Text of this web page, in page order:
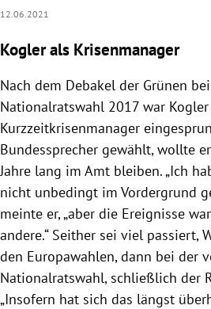
12.06.2021
Kogler als Krisenmanager
Nach dem Debakel der Grünen
Nationalratswahl 2017 war
Kurzzeitkrisenmanager
Bundessprecher gewählt, wollte
Jahre lang im Amt bleiben. „Ich
nicht unbedingt im Vordergrund
meinte er, „aber die Ereignisse
andere.“ Seither sei viel passiert,
den Europawahlen, dann bei der
Nationalratswahl, schließlich der
„Insofern hat sich das längst